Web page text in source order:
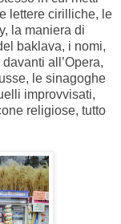
lettere cirilliche, le
la maniera di
baklava, i nomi,
all’Opera,
le sinagoghe
improvvisati,
religiose, tutto